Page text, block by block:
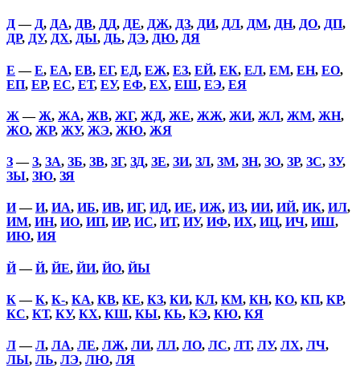
Д— Д, ДА, ДВ, ДД, ДЕ, ДЖ, ДЗ, ДИ, ДЛ, ДМ, ДН, ДО, ДП,
ДР, ДУ, ДХ, ДЫ, ДЬ, ДЭ, ДЮ, ДЯ
Е —Е, ЕА, ЕВ, ЕГ, ЕД, ЕЖ, ЕЗ, ЕЙ, ЕК, ЕЛ, ЕМ, ЕН, ЕО,
ЕП, ЕР, ЕС, ЕТ, ЕУ, ЕФ, ЕХ, ЕШ, ЕЭ, ЕЯ
Ж —Ж, ЖА, ЖВ, ЖГ, ЖД, ЖЕ, ЖЖ, ЖИ, ЖЛ, ЖМ, ЖН,
ЖО, ЖР, ЖУ, ЖЭ, ЖЮ, ЖЯ
З—З, ЗА, ЗБ, ЗВ, ЗГ, ЗД, ЗЕ, ЗИ, ЗЛ, ЗМ, ЗН, ЗО, ЗР, ЗС, ЗУ,
ЗЫ, ЗЮ, ЗЯ
И—И, ИА, ИБ, ИВ, ИГ, ИД, ИЕ, ИЖ, ИЗ, ИИ, ИЙ, ИК, ИЛ,
ИМ, ИН, ИО, ИП, ИР, ИС, ИТ, ИУ, ИФ, ИХ, ИЦ, ИЧ, ИШ,
ИЮ, ИЯ
Й—Й, ЙЕ, ЙИ, ЙО, ЙЫ
К—К, К-, КА, КВ, КЕ, КЗ, КИ, КЛ, КМ, КН, КО, КП, КР,
КС, КТ, КУ, КХ, КШ, КЫ, КЬ, КЭ, КЮ, КЯ
Л—Л, ЛА, ЛЕ, ЛЖ, ЛИ, ЛЛ, ЛО, ЛС, ЛТ, ЛУ, ЛХ, ЛЧ,
ЛЫ, ЛЬ, ЛЭ, ЛЮ, ЛЯ